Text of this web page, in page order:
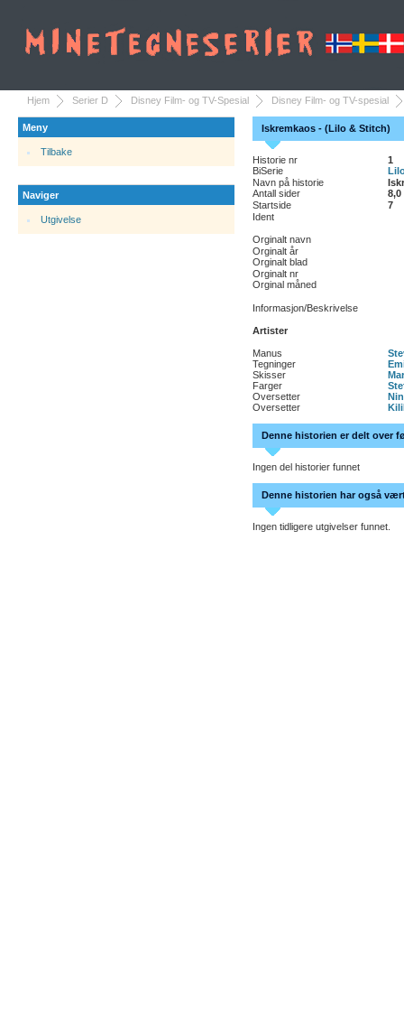
Hjem Serier D Disney Film- og TV-Spesial Disney Film- og TV-spesial
Meny
Tilbake
Naviger
Utgivelse
Iskremkaos - (Lilo & Stitch)
Historie nr
1
BiSerie
Navn på historie
Antall sider
8,0
Startside
7
Ident
Orginalt navn
Orginalt år
Orginalt blad
Orginalt nr
Orginal måned
Informasjon/Beskrivelse
Artister
Manus
Tegninger
Skisser
Farger
Oversetter
Oversetter
Denne historien er delt over
Ingen del historier funnet
Denne historien har også
Ingen tidligere utgivelser funnet.